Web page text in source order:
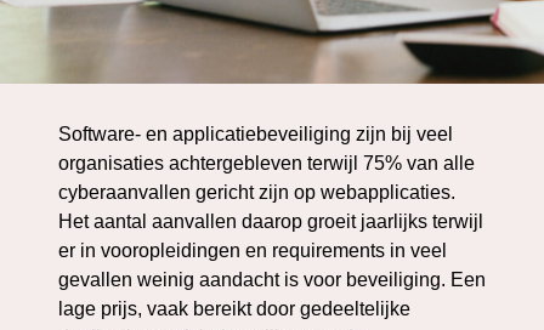
Software- en applicatiebeveiliging zijn bij veel
organisaties achtergebleven terwijl 75% van alle
cyberaanvallen gericht zijn op webapplicaties.
Het aantal aanvallen daarop groeit jaarlijks terwijl
er in vooropleidingen en requirements in veel
gevallen weinig aandacht is voor beveiliging. Een
lage prijs, vaak bereikt door gedeeltelijke